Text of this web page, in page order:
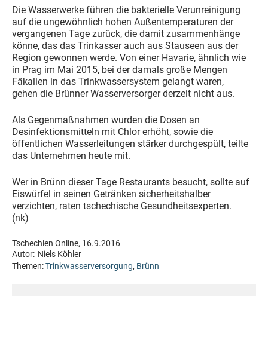
Die Wasserwerke führen die bakterielle Verunreinigung
auf die ungewöhnlich hohen Außentemperaturen der
vergangenen Tage zurück, die damit zusammenhänge
könne, das das Trinkasser auch aus Stauseen aus der
Region gewonnen werde. Von einer Havarie, ähnlich wie
in Prag im Mai 2015, bei der damals große Mengen
Fäkalien in das Trinkwassersystem gelangt waren,
gehen die Brünner Wasserversorger derzeit nicht aus.
Als Gegenmaßnahmen wurden die Dosen an
Desinfektionsmitteln mit Chlor erhöht, sowie die
öffentlichen Wasserleitungen stärker durchgespült, teilte
das Unternehmen heute mit.
Wer in Brünn dieser Tage Restaurants besucht, sollte auf
Eiswürfel in seinen Getränken sicherheitshalber
verzichten, raten tschechische Gesundheitsexperten.
(nk)
Tschechien Online, 16.9.2016
Autor: Niels Köhler
Themen:Trinkwasserversorgung, Brünn